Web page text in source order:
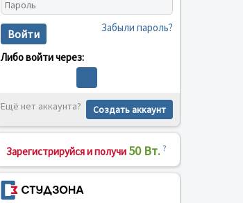
Войти Забыли пароль?
Либо войти через:
Ещё нет аккаунта? Создать аккаунт
Зарегистрируйся и получи 50 Вт. ?